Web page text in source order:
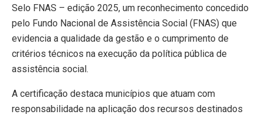
Selo FNAS – edição 2025, um reconhecimento concedido
pelo Fundo Nacional de Assistência Social (FNAS) que
evidencia a qualidade da gestão e o cumprimento de
critérios técnicos na execução da política pública de
assistência social.
A certificação destaca municípios que atuam com
responsabilidade na aplicação dos recursos destinados